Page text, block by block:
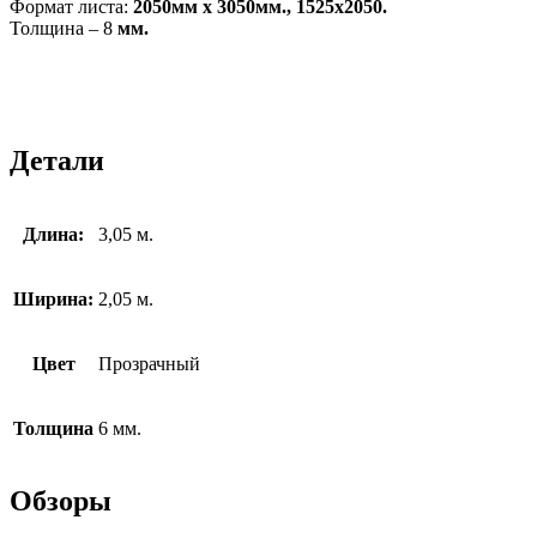
Формат листа: 2050мм х 3050мм., 1525х2050.
Толщина – 8 мм.
Детали
Длина: 3,05 м.
Ширина: 2,05 м.
Цвет Прозрачный
Толщина 6 мм.
Обзоры